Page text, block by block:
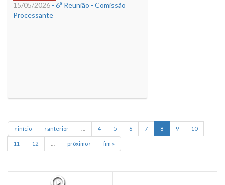
15/05/2026 - 6ª Reunião - Comissão
Processante
« início ‹ anterior 4 5 6 7 8 9 10
11 12 próximo › fim »